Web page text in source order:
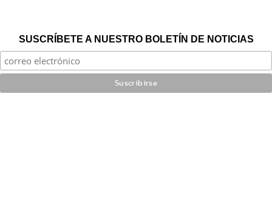
SUSCRÍBETE A NUESTRO BOLETÍN DE NOTICIAS